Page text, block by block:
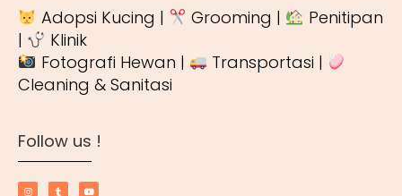
Adopsi Kucing |
Grooming |
Penitipan
|
Klinik
Fotografi Hewan |
Transportasi |
Cleaning & Sanitasi
Follow us !